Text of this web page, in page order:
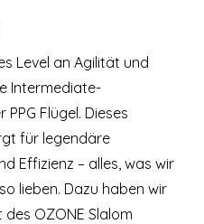
Level an Agilität und
Intermediate-
Flügel. Dieses
für legendäre
Effizienz – alles, was wir
lieben. Dazu haben wir
OZONE Slalom